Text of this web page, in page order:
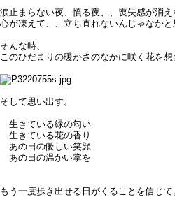
涙止まらない夜、憤る夜、、喪失感が消え
心が凍えて、、立ち直れないんじゃなかと
そんな時、
このひだまりの暖かさのなかに咲く花を想
そして思い出す。
生きている緑の匂い
生きている花の香り
あの日の優しい笑顔
あの日の温かい掌を
もう一度歩き出せる日がくることを信じて